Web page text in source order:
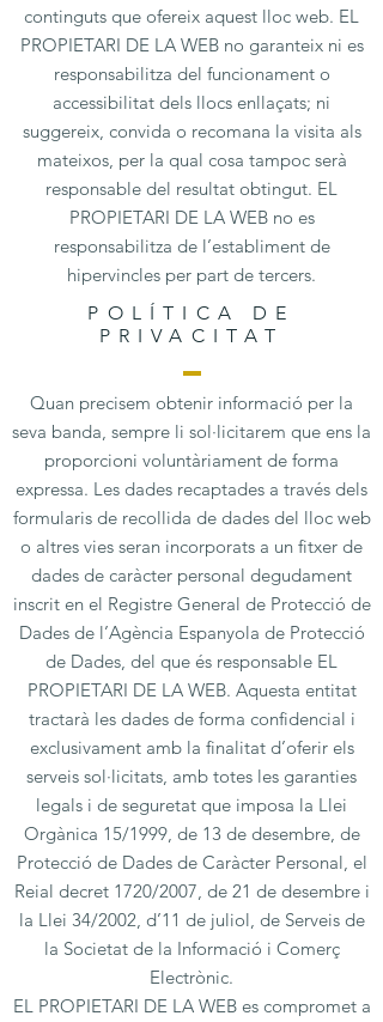
continguts que ofereix aquest lloc web. EL
PROPIETARI DE LA WEB no garanteix ni es
responsabilitza del funcionament o
accessibilitat dels llocs enllaçats; ni
suggereix, convida o recomana la visita als
mateixos, per la qual cosa tampoc serà
responsable del resultat obtingut. EL
PROPIETARI DE LA WEB no es
responsabilitza de l’establiment de
hipervincles per part de tercers.
POLÍTICA DE
PRIVACITAT
Quan precisem obtenir informació per la
seva banda, sempre li sol·licitarem que ens la
proporcioni voluntàriament de forma
expressa. Les dades recaptades a través dels
formularis de recollida de dades del lloc web
o altres vies seran incorporats a un fitxer de
dades de caràcter personal degudament
inscrit en el Registre General de Protecció de
Dades de l’Agència Espanyola de Protecció
de Dades, del que és responsable EL
PROPIETARI DE LA WEB. Aquesta entitat
tractarà les dades de forma confidencial i
exclusivament amb la finalitat d’oferir els
serveis sol·licitats, amb totes les garanties
legals i de seguretat que imposa la Llei
Orgànica 15/1999, de 13 de desembre, de
Protecció de Dades de Caràcter Personal, el
Reial decret 1720/2007, de 21 de desembre i
la Llei 34/2002, d’11 de juliol, de Serveis de
la Societat de la Informació i Comerç
Electrònic.
EL PROPIETARI DE LA WEB es compromet a